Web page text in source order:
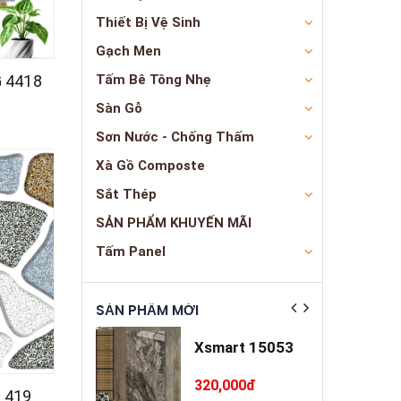
4418
419
Thiết Bị Vệ Sinh
Gạch Men
Tấm Bê Tông Nhẹ
Sàn Gỗ
Sơn Nước - Chống Thấm
Xà Gồ Composte
Sắt Thép
SẢN PHẨM KHUYẾN MÃI
Tấm Panel
trát đa
cao cấp
SẢN PHẨM MỚI
Xsmart 15053
320,000đ